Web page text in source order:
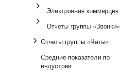
Электронная коммерция
Отчеты группы «Звонки»
Отчеты группы «Чаты»
Средние показатели по
индустрии